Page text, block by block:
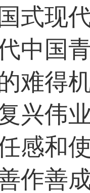
式现
中国
难得
兴伟
感和
作善